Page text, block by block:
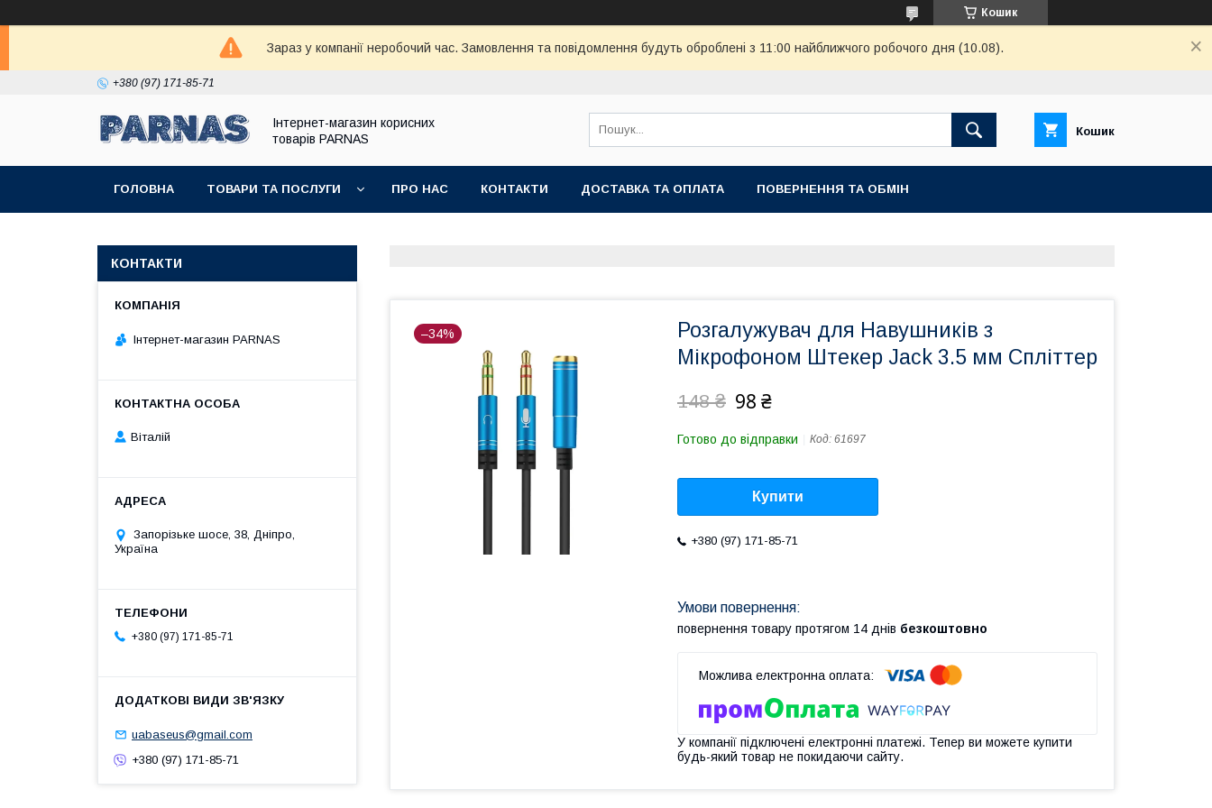
Кошик
Зараз у компанії неробочий час. Замовлення та повідомлення будуть оброблені з 11:00 найближчого робочого дня (10.08).
+380 (97) 171-85-71
Інтернет-магазин корисних
товарів PARNAS
Кошик
ГОЛОВНА ТОВАРИ ТА ПОСЛУГИ ПРО НАС КОНТАКТИ ДОСТАВКА ТА ОПЛАТА ПОВЕРНЕННЯ ТА ОБМІН
–34%
Розгалужувач для Навушників з
Мікрофоном Штекер Jack 3.5 мм Спліттер
148 ₴ 98 ₴
Готово до відправки Код: 61697
Купити
+380 (97) 171-85-71
повернення товару протягом 14 днів безкоштовно
У компанії підключені електронні платежі. Тепер ви можете купити
будь-який товар не покидаючи сайту.
КОНТАКТИ
Інтернет-магазин PARNAS
Віталій
Запорізьке шосе, 38, Дніпро,
Україна
+380 (97) 171-85-71
uabaseus@gmail.com
+380 (97) 171-85-71